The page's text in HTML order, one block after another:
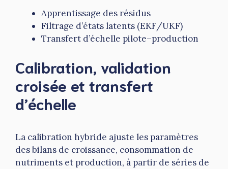
Apprentissage des résidus
Filtrage d’états latents (EKF/UKF)
Transfert d’échelle pilote–production
Calibration, validation
croisée et transfert
d’échelle
La calibration hybride ajuste les paramètres
des bilans de croissance, consommation de
nutriments et production, à partir de séries de